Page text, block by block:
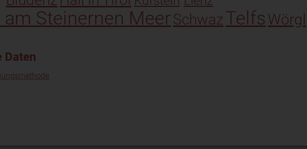
Steinernen Meer Schwaz Telfs Wörgl
Daten